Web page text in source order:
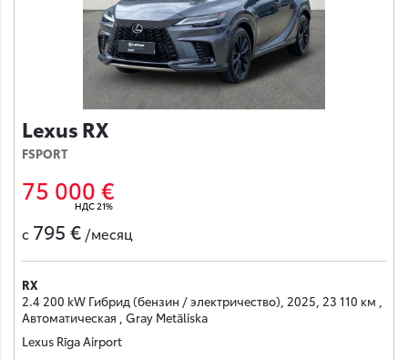
Lexus RX
FSPORT
75 000 €
НДС 21%
с 795 € /месяц
RX
2.4 200 kW Гибрид (бензин / электричество), 2025, 23 110 км ,
Автоматическая , Gray Metāliska
Lexus Rīga Airport